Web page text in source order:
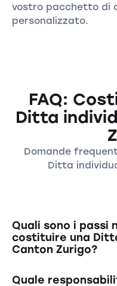
vostro pacchetto di
personalizzato.
FAQ:
Ditta
Domande
Ditta
Quali sono i passi
costituire una
Canton Zurigo?
Per la
Quale